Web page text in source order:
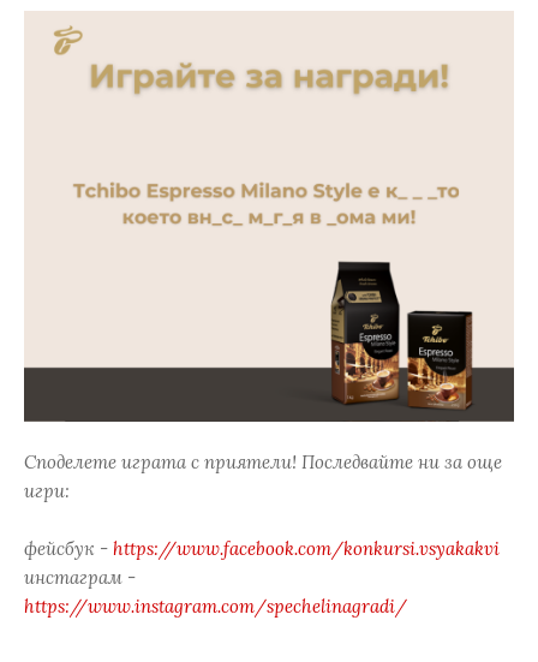
Споделете играта с приятели! Последвайте ни за още
игри:
фейсбук - https://www.facebook.com/konkursi.vsyakakvi
инстаграм -
https://www.instagram.com/spechelinagradi/